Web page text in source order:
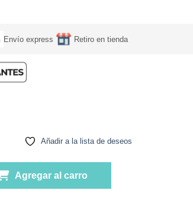
Envío express Retiro en tienda
Añadir a la lista de deseos
Hibiscus 20 bolsas Marca Ahmad Tea cantidad
Agregar al carro